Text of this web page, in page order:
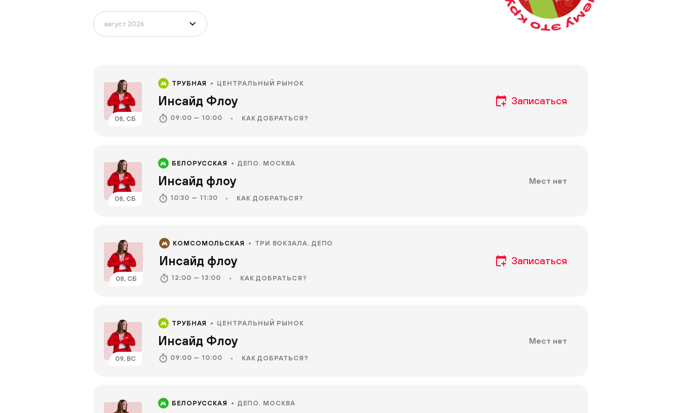
08, СБ
ТРУБНАЯ ЦЕНТРАЛЬНЫЙ РЫНОК
Инсайд Флоу
09:00 — 10:00 • КАК ДОБРАТЬСЯ?
08, СБ
БЕЛОРУССКАЯ ДЕПО. МОСКВА
Инсайд флоу
10:30 — 11:30 • КАК ДОБРАТЬСЯ?
Мест нет
08, СБ
КОМСОМОЛЬСКАЯ ТРИ ВОКЗАЛА. ДЕПО
Инсайд флоу
12:00 — 13:00 • КАК ДОБРАТЬСЯ?
09, ВС
ТРУБНАЯ ЦЕНТРАЛЬНЫЙ РЫНОК
Инсайд Флоу
09:00 — 10:00 • КАК ДОБРАТЬСЯ?
Мест нет
БЕЛОРУССКАЯ ДЕПО. МОСКВА